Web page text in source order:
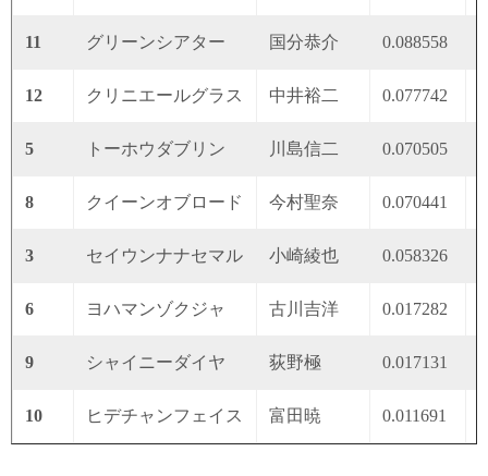
11 グリーンシアター 国分恭介 0.088558
12 クリニエールグラス 中井裕二 0.077742
5 トーホウダブリン 川島信二 0.070505
8 クイーンオブロード 今村聖奈 0.070441
3 セイウンナナセマル 小崎綾也 0.058326
6 ヨハマンゾクジャ 古川吉洋 0.017282
9 シャイニーダイヤ 荻野極 0.017131
10 ヒデチャンフェイス 富田暁 0.011691